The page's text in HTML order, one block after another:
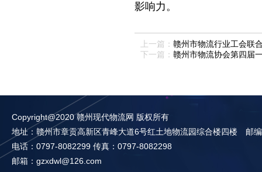
影响力。
上一篇： 赣州市物流行业工会联
下一篇： 赣州市物流协会第四届
Copyright@2020 赣州现代物流网 版权所有
地址：赣州市章贡高新区青峰大道6号红土地物流园综合楼四楼 邮
电话：0797-8082299 传真：0797-8082298
邮箱：gzxdwl@126.com